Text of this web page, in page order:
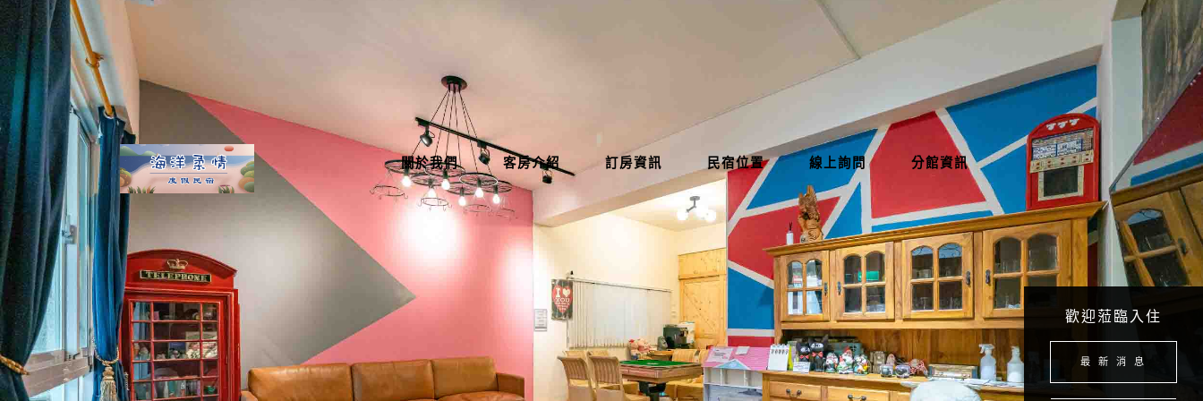
歡迎蒞臨入住
最 新 消 息
關於我們 客房介紹 訂房資訊 民宿位置 線上詢問 分館資訊